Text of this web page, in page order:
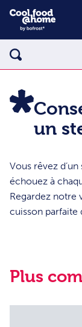
un
Vous rêvez
échouez à
Regardez notre
cuisson parfaite
Plus